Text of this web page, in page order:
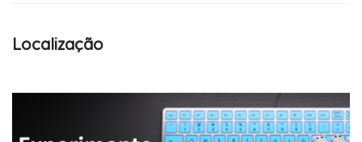
Localização